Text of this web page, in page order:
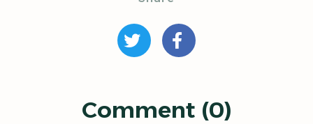
Comment (0)